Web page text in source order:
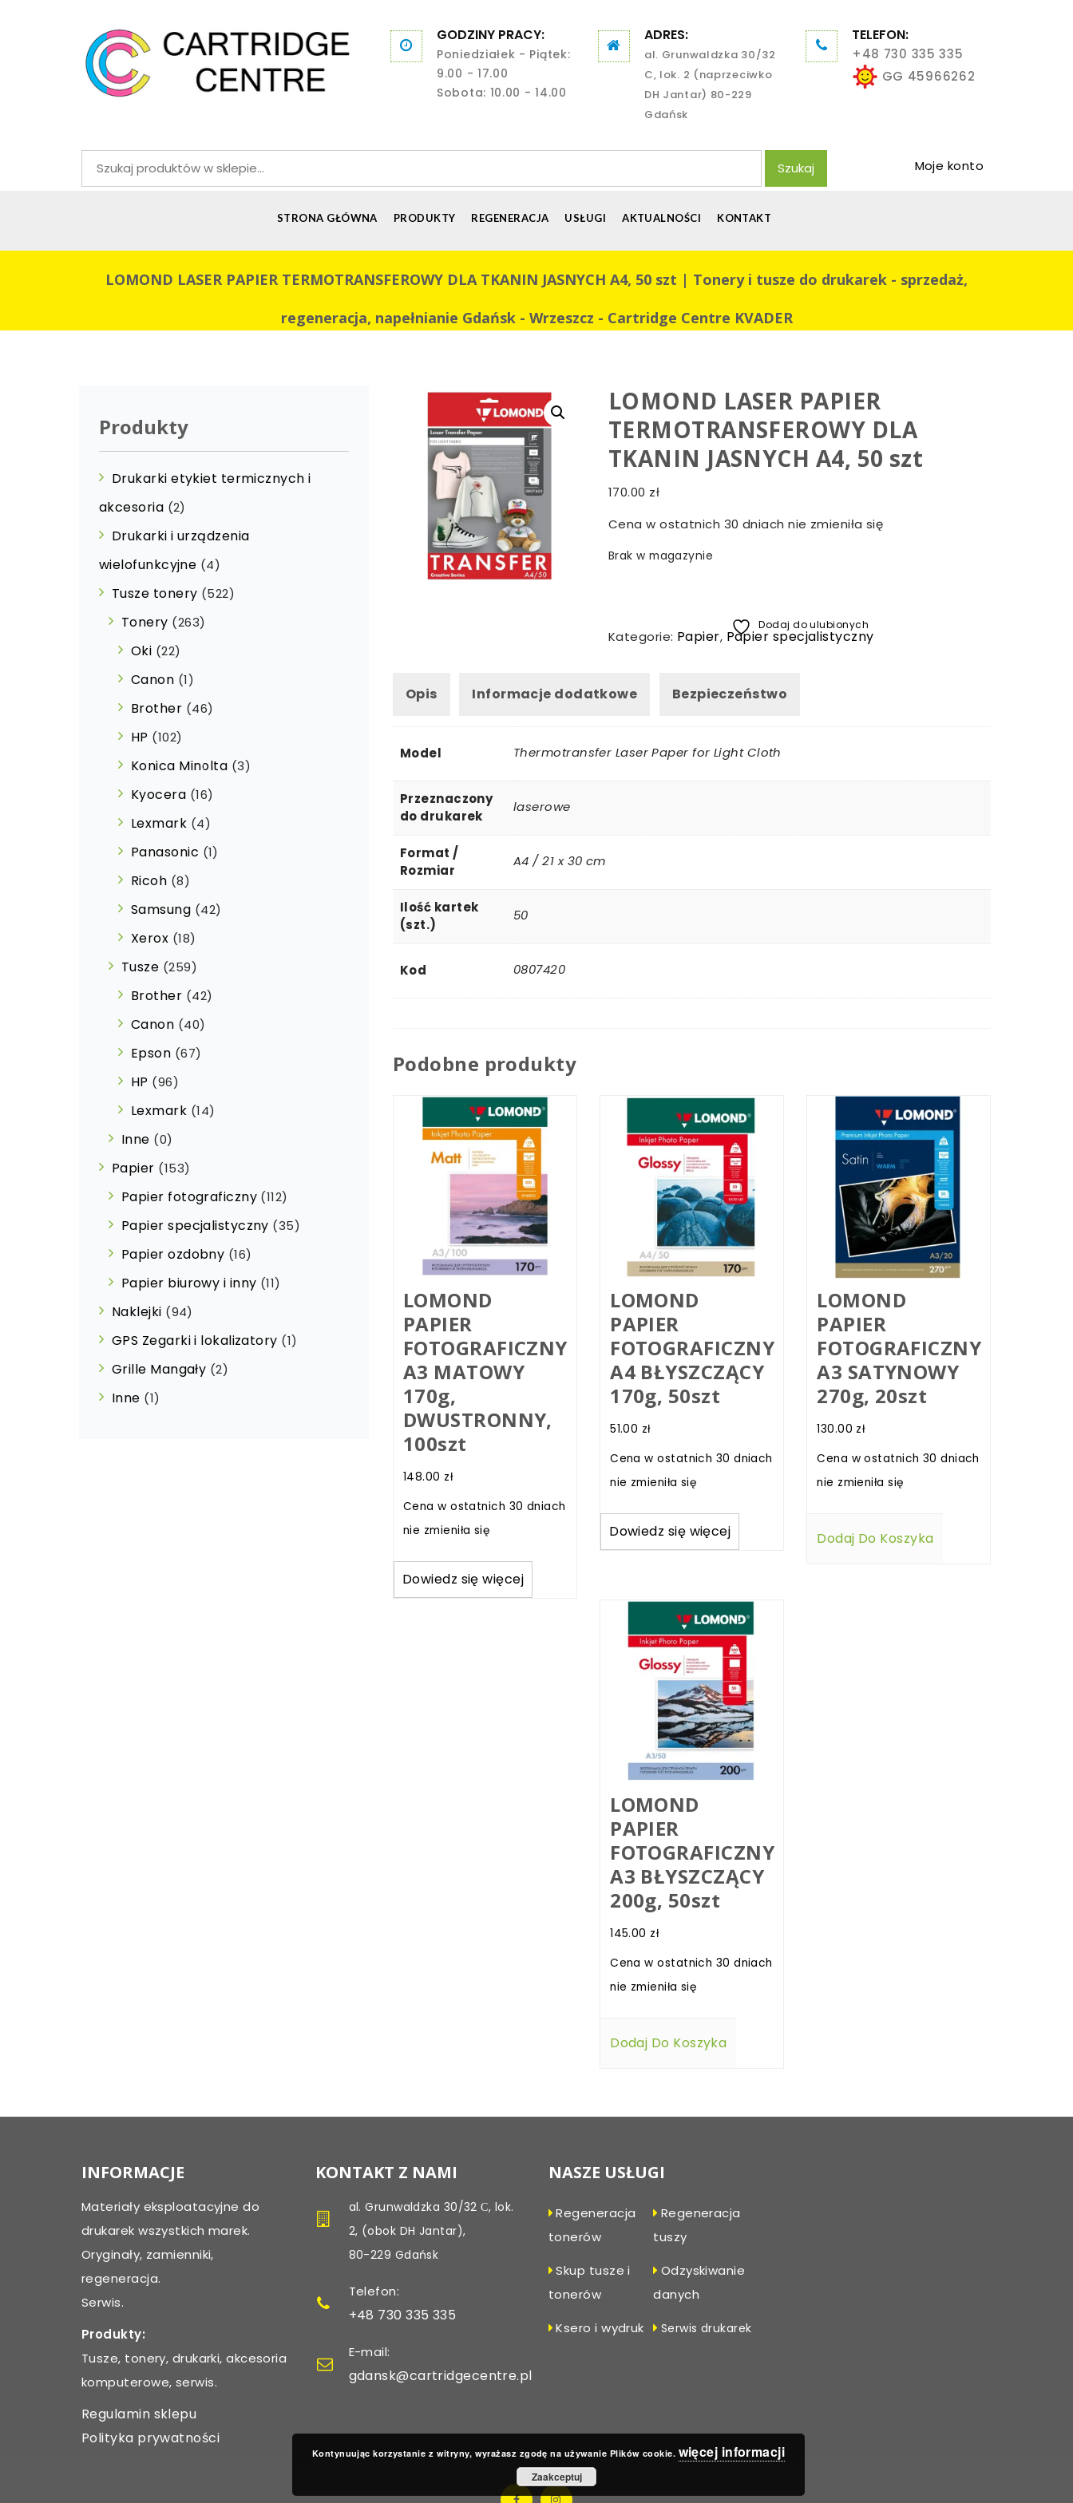
GODZINY PRACY:
Poniedziałek - Piątek:
9.00 - 17.00
Sobota: 10.00 - 14.00
ADRES:
al. Grunwaldzka 30/32
C, lok. 2 (naprzeciwko
DH Jantar) 80-229
Gdańsk
TELEFON:
+48 730 335 335
GG 45966262
Szukaj: Szukaj Moje konto
STRONA GŁÓWNA PRODUKTY REGENERACJA USŁUGI AKTUALNOŚCI KONTAKT
LOMOND LASER PAPIER TERMOTRANSFEROWY DLA TKANIN JASNYCH A4, 50 szt | Tonery i tusze do drukarek - sprzedaż,
regeneracja, napełnianie Gdańsk - Wrzeszcz - Cartridge Centre KVADER
LOMOND LASER PAPIER
TERMOTRANSFEROWY DLA
TKANIN JASNYCH A4, 50 szt
170.00 zł
Cena w ostatnich 30 dniach nie zmieniła się
Brak w magazynie
Dodaj do ulubionych
Kategorie: Papier, Papier specjalistyczny
Opis Informacje dodatkowe Bezpieczeństwo
Model Thermotransfer Laser Paper for Light Cloth
Przeznaczony
do drukarek
laserowe
Format /
Rozmiar
A4 / 21 x 30 cm
Ilość kartek
(szt.)
50
Kod 0807420
Podobne produkty
LOMOND
PAPIER
FOTOGRAFICZNY
A3 MATOWY
170g,
DWUSTRONNY,
100szt
148.00 zł
Cena w ostatnich 30 dniach
nie zmieniła się
Dowiedz się więcej
LOMOND
PAPIER
FOTOGRAFICZNY
A4 BŁYSZCZĄCY
170g, 50szt
51.00 zł
Cena w ostatnich 30 dniach
nie zmieniła się
Dowiedz się więcej
LOMOND
PAPIER
FOTOGRAFICZNY
A3 SATYNOWY
270g, 20szt
130.00 zł
Cena w ostatnich 30 dniach
nie zmieniła się
Dodaj Do Koszyka
LOMOND
PAPIER
FOTOGRAFICZNY
A3 BŁYSZCZĄCY
200g, 50szt
145.00 zł
Cena w ostatnich 30 dniach
nie zmieniła się
Dodaj Do Koszyka
Produkty
Drukarki etykiet termicznych i
akcesoria (2)
Drukarki i urządzenia
wielofunkcyjne (4)
Tusze tonery (522)
Tonery (263)
Oki (22)
Canon (1)
Brother (46)
HP (102)
Konica Minolta (3)
Kyocera (16)
Lexmark (4)
Panasonic (1)
Ricoh (8)
Samsung (42)
Xerox (18)
Tusze (259)
Brother (42)
Canon (40)
Epson (67)
HP (96)
Lexmark (14)
Inne (0)
Papier (153)
Papier fotograficzny (112)
Papier specjalistyczny (35)
Papier ozdobny (16)
Papier biurowy i inny (11)
Naklejki (94)
GPS Zegarki i lokalizatory (1)
Grille Mangały (2)
Inne (1)
INFORMACJE
Materiały eksploatacyjne do
drukarek wszystkich marek.
Oryginały, zamienniki,
regeneracja.
Serwis.
Produkty:
Tusze, tonery, drukarki, akcesoria
komputerowe, serwis.
Regulamin sklepu
Polityka prywatności
KONTAKT Z NAMI
al. Grunwaldzka 30/32 С, lok.
2, (obok DH Jantar),
80-229 Gdańsk
Telefon:
+48 730 335 335
E-mail:
gdansk@cartridgecentre.pl
NASZE USŁUGI
Regeneracja
tonerów
Regeneracja
tuszy
Skup tusze i
tonerów
Odzyskiwanie
danych
Ksero i wydruk
Serwis drukarek
Kontynuując korzystanie z witryny, wyrażasz zgodę na używanie Plików cookie. więcej informacji
Zaakceptuj